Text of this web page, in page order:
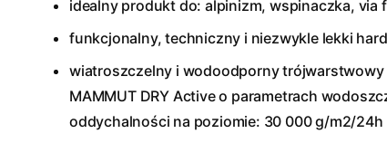
idealny produkt do: alpinizm, wspinaczka, via
funkcjonalny, techniczny i niezwykle lekki
wiatroszczelny i wodoodporny trójwarstwowy
MAMMUT DRY Active o parametrach
oddychalności na poziomie: 30 000 g/m2/24h